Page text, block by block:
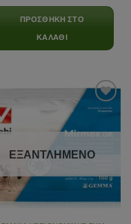
ΠΡΟΣΘΉΚΗ ΣΤΟ
ΚΑΛΆΘΙ
Αγαπημένα
ΕΞΑΝΤΛΗΜΈΝΟ